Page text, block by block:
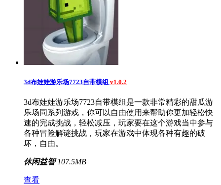
3d布娃娃游乐场7723自带模组 v1.0.2
3d布娃娃游乐场7723自带模组是一款非常精彩的甜瓜游
乐场同系列游戏，你可以自由使用来帮助你更加轻松快
速的完成挑战，轻松减压，玩家要在这个游戏当中参与
各种冒险解谜挑战，玩家在游戏中体现各种有趣的破
坏，自由。
休闲益智 107.5MB
查看